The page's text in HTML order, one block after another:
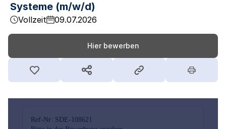
Systeme (m/w/d)
Vollzeit 09.07.2026
Hier bewerben